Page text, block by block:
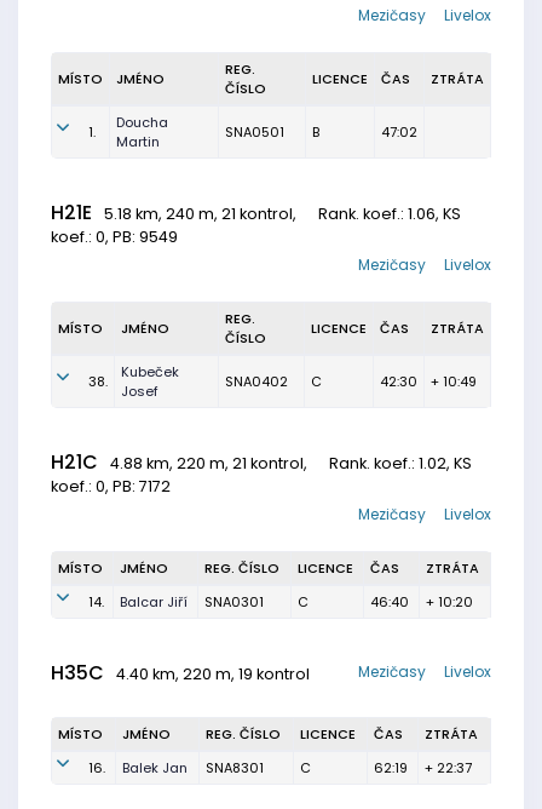
Livelox
Mezičasy
MÍSTO JMÉNO
REG.
ČÍSLO
LICENCE ČAS ZTRÁTA
1.
Doucha
Martin
SNA0501 B 47:02
H21E 5.18 km, 240 m, 21 kontrol, Rank. koef.: 1.06, KS
koef.: 0, PB: 9549
Livelox
Mezičasy
MÍSTO JMÉNO
REG.
ČÍSLO
LICENCE ČAS ZTRÁTA
38.
Kubeček
Josef
SNA0402 C 42:30 + 10:49
H21C 4.88 km, 220 m, 21 kontrol, Rank. koef.: 1.02, KS
koef.: 0, PB: 7172
Livelox
Mezičasy
MÍSTO JMÉNO REG. ČÍSLO LICENCE ČAS
ZTRÁTA
14.
Balcar Jiří SNA0301 C 46:40 + 10:20
H35C 4.40 km, 220 m, 19 kontrol Livelox
Mezičasy
MÍSTO JMÉNO REG. ČÍSLO LICENCE ČAS
ZTRÁTA
16.
Balek Jan SNA8301 C 62:19 + 22:37